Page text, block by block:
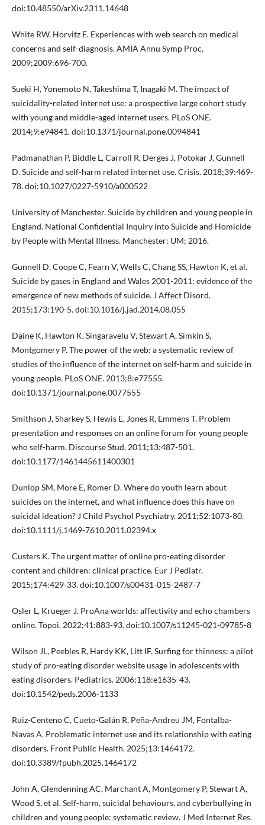
doi:10.48550/arXiv.2311.14648
White RW, Horvitz E. Experiences with web search on medical
concerns and self-diagnosis. AMIA Annu Symp Proc.
2009;2009:696-700.
Sueki H, Yonemoto N, Takeshima T, Inagaki M. The impact of
suicidality-related internet use: a prospective large cohort study
with young and middle-aged internet users. PLoS ONE.
2014;9:e94841. doi:10.1371/journal.pone.0094841
Padmanathan P, Biddle L, Carroll R, Derges J, Potokar J, Gunnell
D. Suicide and self-harm related internet use. Crisis. 2018;39:469-
78. doi:10.1027/0227-5910/a000522
University of Manchester. Suicide by children and young people in
England. National Confidential Inquiry into Suicide and Homicide
by People with Mental Illness. Manchester: UM; 2016.
Gunnell D, Coope C, Fearn V, Wells C, Chang SS, Hawton K, et al.
Suicide by gases in England and Wales 2001-2011: evidence of the
emergence of new methods of suicide. J Affect Disord.
2015;173:190-5. doi:10.1016/j.jad.2014.08.055
Daine K, Hawton K, Singaravelu V, Stewart A, Simkin S,
Montgomery P. The power of the web: a systematic review of
studies of the influence of the internet on self-harm and suicide in
young people. PLoS ONE. 2013;8:e77555.
doi:10.1371/journal.pone.0077555
Smithson J, Sharkey S, Hewis E, Jones R, Emmens T. Problem
presentation and responses on an online forum for young people
who self-harm. Discourse Stud. 2011;13:487-501.
doi:10.1177/1461445611400301
Dunlop SM, More E, Romer D. Where do youth learn about
suicides on the internet, and what influence does this have on
suicidal ideation? J Child Psychol Psychiatry. 2011;52:1073-80.
doi:10.1111/j.1469-7610.2011.02394.x
Custers K. The urgent matter of online pro-eating disorder
content and children: clinical practice. Eur J Pediatr.
2015;174:429-33. doi:10.1007/s00431-015-2487-7
Osler L, Krueger J. ProAna worlds: affectivity and echo chambers
online. Topoi. 2022;41:883-93. doi:10.1007/s11245-021-09785-8
Wilson JL, Peebles R, Hardy KK, Litt IF. Surfing for thinness: a pilot
study of pro-eating disorder website usage in adolescents with
eating disorders. Pediatrics. 2006;118:e1635-43.
doi:10.1542/peds.2006-1133
Ruiz-Centeno C, Cueto-Galán R, Peña-Andreu JM, Fontalba-
Navas A. Problematic internet use and its relationship with eating
disorders. Front Public Health. 2025;13:1464172.
doi:10.3389/fpubh.2025.1464172
John A, Glendenning AC, Marchant A, Montgomery P, Stewart A,
Wood S, et al. Self-harm, suicidal behaviours, and cyberbullying in
children and young people: systematic review. J Med Internet Res.